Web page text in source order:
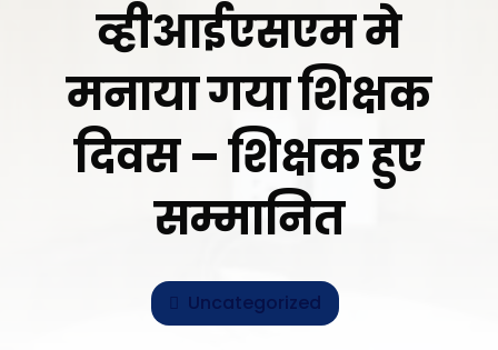
व्हीआईएसएम मे
मनाया गया शिक्षक
दिवस – शिक्षक हुए
सम्मानित
Uncategorized